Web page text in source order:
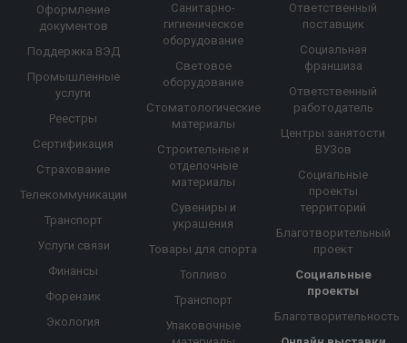
Оформление
документов
Поддержка ВЭД
Промышленные
услуги
Реестры
Сертификация
Страхование
Телекоммуникации
Транспорт
Услуги связи
Финансы
Форензик
Экология
Санитарно-
гигиеническое
оборудование
Световое
оборудование
Стоматологические
материалы
Строительные и
отделочные
материалы
Сувениры и
украшения
Товары для спорта
Топливо
Транспорт
Упаковочные
Ответственный
поставщик
Социальная
франшиза
Ответственный
работодатель
Центры занятости
ВУЗов
Социальные
проекты
территорий
Благотворительный
проект
Социальные
проекты
Благотворительность